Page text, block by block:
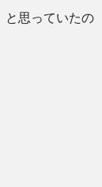
と思っていたの